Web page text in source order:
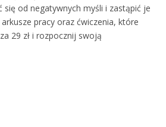
od negatywnych myśli i zastąpić je
pracy oraz ćwiczenia, które
29 zł i rozpocznij swoją